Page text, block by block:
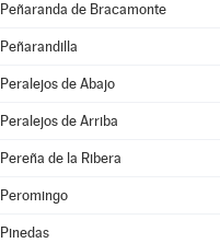
Peñaranda de Bracamonte
Peñarandilla
Peralejos de Abajo
Peralejos de Arriba
Pereña de la Ribera
Peromingo
Pinedas